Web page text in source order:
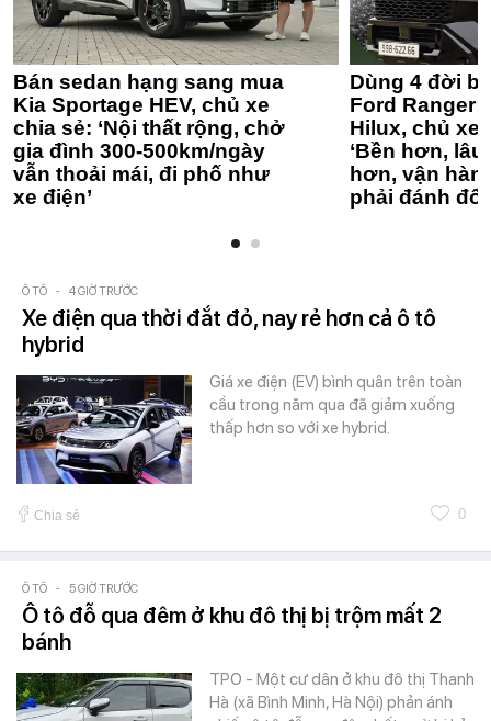
Bán sedan hạng sang mua
Kia Sportage HEV, chủ xe
chia sẻ: ‘Nội thất rộng, chở
gia đình 300-500km/ngày
vẫn thoải mái, đi phố như
xe điện’
Dùng 4 đời
Ford Ranger
Hilux, chủ xe
‘Bền hơn,
hơn, vận
phải đánh
Ô TÔ - 4 GIỜ TRƯỚC
Xe điện qua thời đắt đỏ, nay rẻ hơn cả ô tô
hybrid
Giá xe điện (EV) bình quân trên toàn
cầu trong năm qua đã giảm xuống
thấp hơn so với xe hybrid.
Chia sẻ 0
Ô TÔ - 5 GIỜ TRƯỚC
Ô tô đỗ qua đêm ở khu đô thị bị trộm mất 2
bánh
TPO - Một cư dân ở khu đô thị Thanh
Hà (xã Bình Minh, Hà Nội) phản ánh